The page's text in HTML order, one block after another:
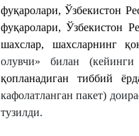
фуқаролари, Ўзбекистон
фуқаролари, Ўзбекистон
шахслар, шахсларнинг
олувчи» билан
қопланадиган тиббий
кафолатланган пакет)
тузилди.